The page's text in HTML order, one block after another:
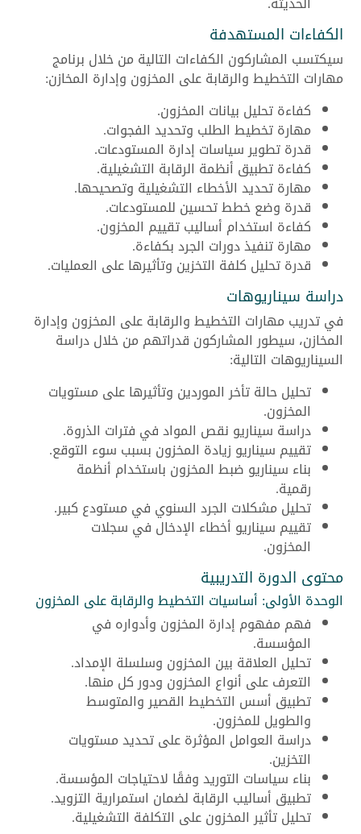
الكفاءات المستهدفة
سيكتسب المشاركون الكفاءات التالية من خلال برنامج
مهارات التخطيط والرقابة على المخزون وإدارة المخازن:
كفاءة تحليل بيانات المخزون.
مهارة تخطيط الطلب وتحديد الفجوات.
قدرة تطوير سياسات إدارة المستودعات.
كفاءة تطبيق أنظمة الرقابة التشغيلية.
مهارة تحديد الأخطاء التشغيلية وتصحيحها.
قدرة وضع خطط تحسين للمستودعات.
كفاءة استخدام أساليب تقييم المخزون.
مهارة تنفيذ دورات الجرد بكفاءة.
قدرة تحليل كلفة التخزين وتأثيرها على العمليات.
دراسة سيناريوهات
في تدريب مهارات التخطيط والرقابة على المخزون وإدارة
المخازن، سيطور المشاركون قدراتهم من خلال دراسة
السيناريوهات التالية:
تحليل حالة تأخر الموردين وتأثيرها على مستويات
المخزون.
دراسة سيناريو نقص المواد في فترات الذروة.
تقييم سيناريو زيادة المخزون بسبب سوء التوقع.
بناء سيناريو ضبط المخزون باستخدام أنظمة
رقمية.
تحليل مشكلات الجرد السنوي في مستودع كبير.
تقييم سيناريو أخطاء الإدخال في سجلات
المخزون.
محتوى الدورة التدريبية
الوحدة الأولى: أساسيات التخطيط والرقابة على المخزون
فهم مفهوم إدارة المخزون وأدواره في
المؤسسة.
تحليل العلاقة بين المخزون وسلسلة الإمداد.
التعرف على أنواع المخزون ودور كل منها.
تطبيق أسس التخطيط القصير والمتوسط
والطويل للمخزون.
دراسة العوامل المؤثرة على تحديد مستويات
التخزين.
بناء سياسات التوريد وفقًا لاحتياجات المؤسسة.
تطبيق أساليب الرقابة لضمان استمرارية التزويد.
تحليل تأثير المخزون على التكلفة التشغيلية.